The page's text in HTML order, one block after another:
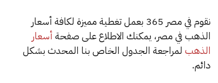
نقوم في مصر 365 بعمل تغطية مميزة لكافة أسعار
الذهب في مصر، يمكنك الاطلاع على صفحة أسعار
الذهب لمراجعة الجدول الخاص بنا المحدث بشكل
دائم.